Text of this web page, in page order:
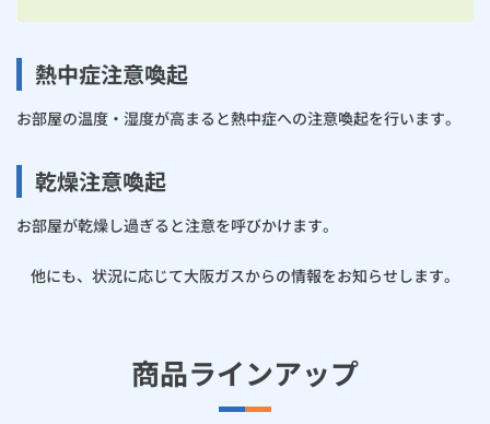
熱中症注意喚起
お部屋の温度・湿度が高まると熱中症への注意喚起を行います。
乾燥注意喚起
お部屋が乾燥し過ぎると注意を呼びかけます。
他にも、状況に応じて大阪ガスからの情報をお知らせします。
商品ラインアップ